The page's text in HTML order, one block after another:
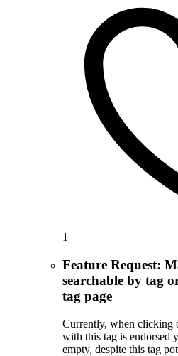
1
Feature Request:
searchable by tag
tag page
Currently, when clicking
with this tag is endorsed
empty, despite this tag